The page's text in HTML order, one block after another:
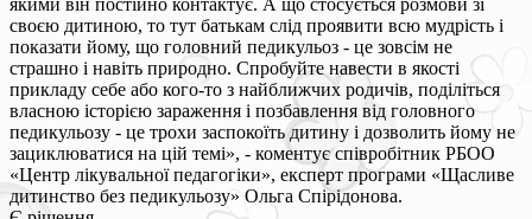
своєю дитиною, то тут батькам слід проявити всю мудрість і
показати йому, що головний педикульоз - це зовсім не
страшно і навіть природно. Спробуйте навести в якості
прикладу себе або кого-то з найближчих родичів, поділіться
власною історією зараження і позбавлення від головного
педикульозу - це трохи заспокоїть дитину і дозволить йому не
зациклюватися на цій темі», - коментує співробітник РБОО
«Центр лікувальної педагогіки», експерт програми «Щасливе
дитинство без педикульозу» Ольга Спірідонова.